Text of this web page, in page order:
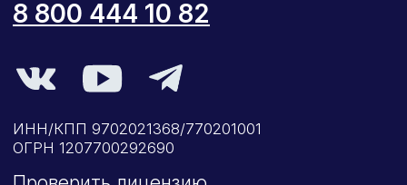
Новые курсы
Эндокринология
Молекулярная нутрициология
Подготовка документов
Прохождение тестов по клиническим